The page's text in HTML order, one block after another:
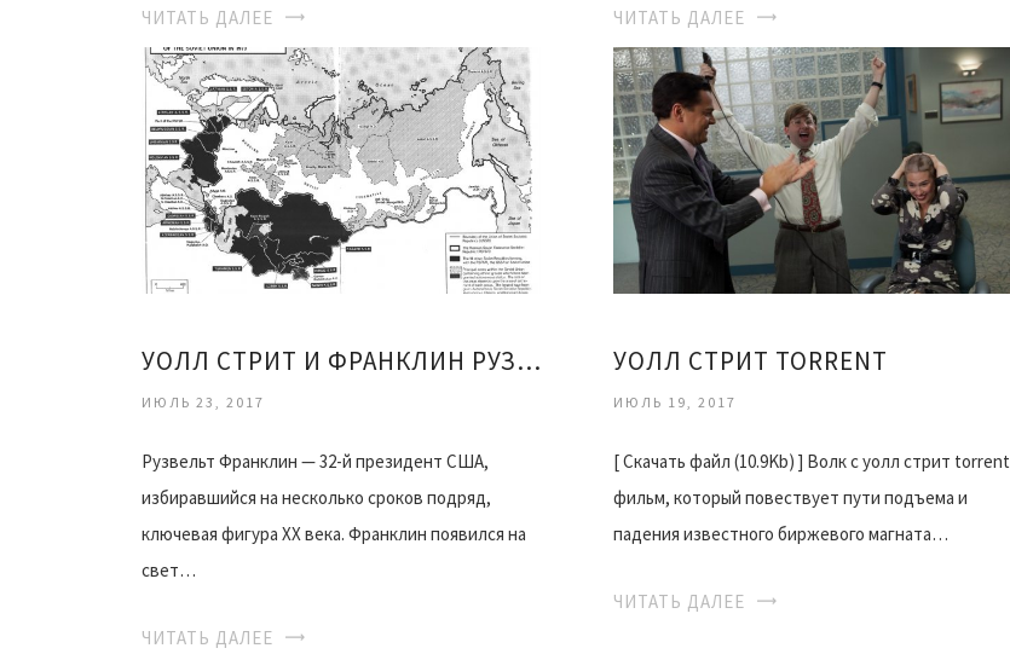
ЧИТАТЬ ДАЛЕЕ ЧИТАТЬ ДАЛЕЕ
УОЛЛ СТРИТ И ФРАНКЛИН РУЗВЕЛЬТ
ИЮЛЬ 23, 2017
Рузвельт Франклин — 32-й президент США,
избиравшийся на несколько сроков подряд,
ключевая фигура XX века. Франклин появился на
свет…
ЧИТАТЬ ДАЛЕЕ
УОЛЛ СТРИТ TORRENT
ИЮЛЬ 19, 2017
[ Скачать файл (10.9Kb) ] Волк с уолл стрит torrent
фильм, который повествует пути подъема и
падения известного биржевого магната…
ЧИТАТЬ ДАЛЕЕ